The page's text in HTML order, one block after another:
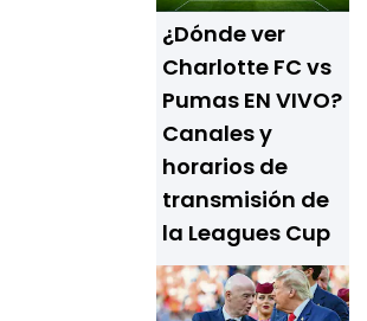
¿Dónde ver
Charlotte FC vs
Pumas EN VIVO?
Canales y
horarios de
transmisión de
la Leagues Cup